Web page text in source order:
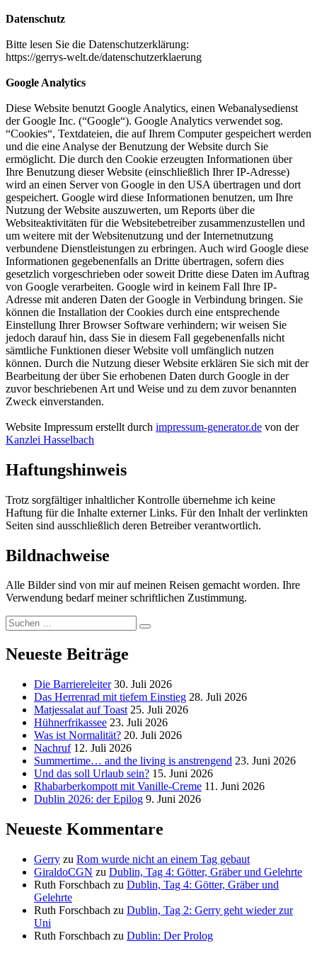
Datenschutz
Bitte lesen Sie die Datenschutzerklärung:
https://gerrys-welt.de/datenschutzerklaerung
Google Analytics
Diese Website benutzt Google Analytics, einen Webanalysedienst
der Google Inc. (“Google“). Google Analytics verwendet sog.
“Cookies“, Textdateien, die auf Ihrem Computer gespeichert werden
und die eine Analyse der Benutzung der Website durch Sie
ermöglicht. Die durch den Cookie erzeugten Informationen über
Ihre Benutzung dieser Website (einschließlich Ihrer IP-Adresse)
wird an einen Server von Google in den USA übertragen und dort
gespeichert. Google wird diese Informationen benutzen, um Ihre
Nutzung der Website auszuwerten, um Reports über die
Websiteaktivitäten für die Websitebetreiber zusammenzustellen und
um weitere mit der Websitenutzung und der Internetnutzung
verbundene Dienstleistungen zu erbringen. Auch wird Google diese
Informationen gegebenenfalls an Dritte übertragen, sofern dies
gesetzlich vorgeschrieben oder soweit Dritte diese Daten im Auftrag
von Google verarbeiten. Google wird in keinem Fall Ihre IP-
Adresse mit anderen Daten der Google in Verbindung bringen. Sie
können die Installation der Cookies durch eine entsprechende
Einstellung Ihrer Browser Software verhindern; wir weisen Sie
jedoch darauf hin, dass Sie in diesem Fall gegebenenfalls nicht
sämtliche Funktionen dieser Website voll umfänglich nutzen
können. Durch die Nutzung dieser Website erklären Sie sich mit der
Bearbeitung der über Sie erhobenen Daten durch Google in der
zuvor beschriebenen Art und Weise und zu dem zuvor benannten
Zweck einverstanden.
Website Impressum erstellt durch impressum-generator.de von der
Kanzlei Hasselbach
Haftungshinweis
Trotz sorgfältiger inhaltlicher Kontrolle übernehme ich keine
Haftung für die Inhalte externer Links. Für den Inhalt der verlinkten
Seiten sind ausschließlich deren Betreiber verantwortlich.
Bildnachweise
Alle Bilder sind von mir auf meinen Reisen gemacht worden. Ihre
Verwendung bedarf meiner schriftlichen Zustimmung.
Suchen
nach:
Suchen
Neueste Beiträge
Die Barriereleiter 30. Juli 2026
Das Herrenrad mit tiefem Einstieg 28. Juli 2026
Matjessalat auf Toast 25. Juli 2026
Hühnerfrikassee 23. Juli 2026
Was ist Normalität? 20. Juli 2026
Nachruf 12. Juli 2026
Summertime… and the living is anstrengend 23. Juni 2026
Und das soll Urlaub sein? 15. Juni 2026
Rhabarberkompott mit Vanille-Creme 11. Juni 2026
Dublin 2026: der Epilog 9. Juni 2026
Neueste Kommentare
Gerry zu Rom wurde nicht an einem Tag gebaut
GiraldoCGN zu Dublin, Tag 4: Götter, Gräber und Gelehrte
Ruth Forschbach zu Dublin, Tag 4: Götter, Gräber und
Gelehrte
Ruth Forschbach zu Dublin, Tag 2: Gerry geht wieder zur
Uni
Ruth Forschbach zu Dublin: Der Prolog